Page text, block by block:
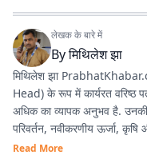
लेखक के बारे में
Byमिथिलेश झा
मिथिलेश झा
Head) के रूप में कार्यरत वरिष्ठ
अधिक का व्यापक अनुभव है. उनकी
परिवर्तन, नवीकरणीय ऊर्जा,
जिससे वे क्षेत्रीय पत्रकारिता में
Read More